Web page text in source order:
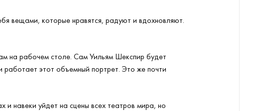
вещами, которые нравятся, радуют и вдохновляют.
на рабочем столе. Сам Уильям Шекспир будет
этот объемный портрет. Это же почти
и навеки уйдет на сцены всех театров мира, но